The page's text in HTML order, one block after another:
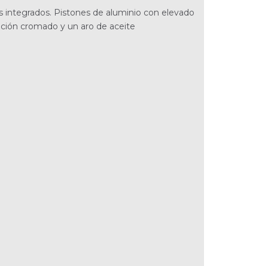
Pistones de aluminio con elevado
cromado y un aro de aceite